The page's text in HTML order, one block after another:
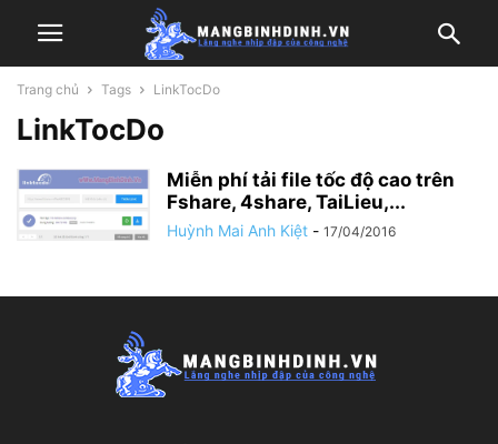
Trang chủ Tags LinkTocDo
LinkTocDo
Miễn phí tải file tốc độ cao trên
Fshare, 4share, TaiLieu,...
Huỳnh Mai Anh Kiệt - 17/04/2016